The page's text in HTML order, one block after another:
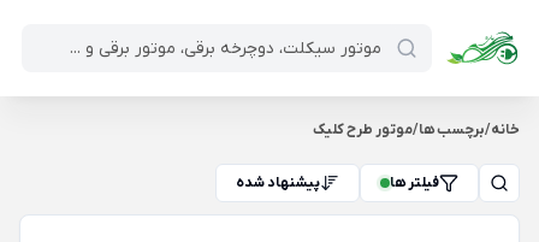
خانه/برچسب ها/موتور طرح کلیک
فیلتر ها پیشنهاد شده